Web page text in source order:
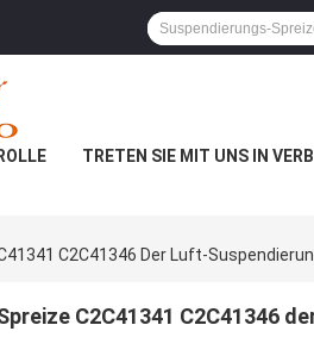
TRETEN SIE MIT UNS IN
C2C41346 Der Luft-
C2C41341 C2C41346